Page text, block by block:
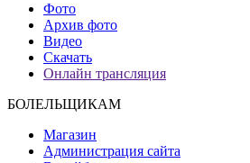
Фото
Архив фото
Видео
Скачать
Онлайн трансляция
БОЛЕЛЬЩИКАМ
Магазин
Администрация сайта